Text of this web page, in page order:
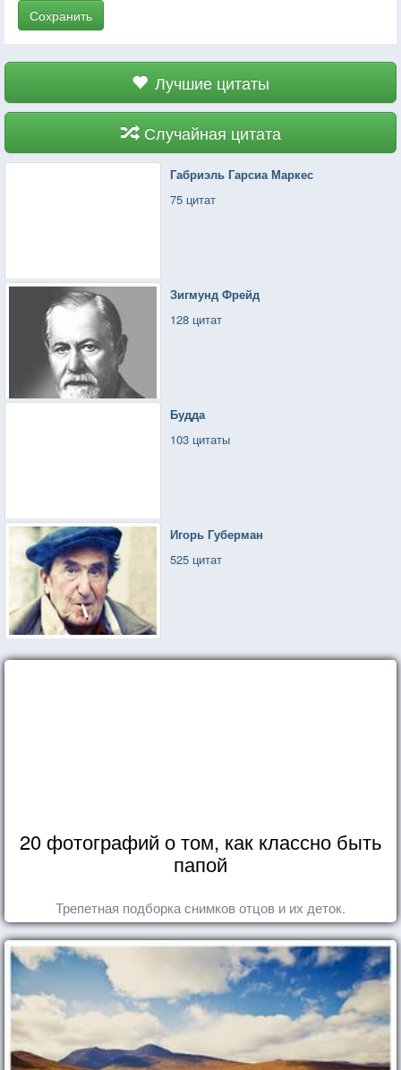
Сохранить
Лучшие цитаты
Случайная цитата
Габриэль Гарсиа Маркес
75 цитат
Зигмунд Фрейд
128 цитат
Будда
103 цитаты
Игорь Губерман
525 цитат
20 фотографий о том, как классно быть
папой
Трепетная подборка снимков отцов и их деток.